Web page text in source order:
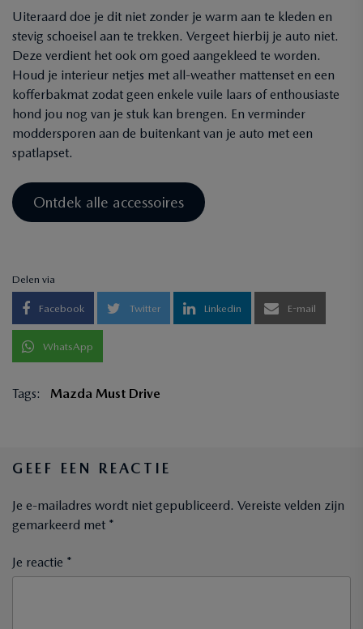
Uiteraard doe je dit niet zonder je warm aan te kleden en
stevig schoeisel aan te trekken. Vergeet hierbij je auto niet.
Deze verdient het ook om goed aangekleed te worden.
Houd je interieur netjes met all-weather mattenset en een
kofferbakmat zodat geen enkele vuile laars of enthousiaste
hond jou nog van je stuk kan brengen. En verminder
moddersporen aan de buitenkant van je auto met een
spatlapset.
Ontdek alle accessoires
Delen via
Facebook Twitter Linkedin E-mail
WhatsApp
Tags: Mazda Must Drive
GEEF EEN REACTIE
Je e-mailadres wordt niet gepubliceerd. Vereiste velden zijn
gemarkeerd met *
Je reactie *